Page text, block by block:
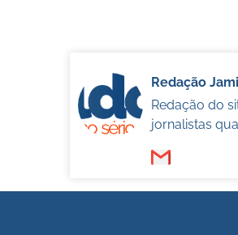
Redação
Redação do
jornalistas